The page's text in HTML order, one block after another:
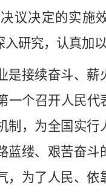
议决定的实施
入研究，认真加
是接续奋斗、薪
一个召开人民代
制，为全国实行
缕、 艰苦奋斗
，为了人民、依